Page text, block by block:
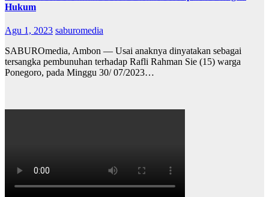
Hukum
Agu 1, 2023 saburomedia
SABUROmedia, Ambon — Usai anaknya dinyatakan sebagai
tersangka pembunuhan terhadap Rafli Rahman Sie (15) warga
Ponegoro, pada Minggu 30/ 07/2023…